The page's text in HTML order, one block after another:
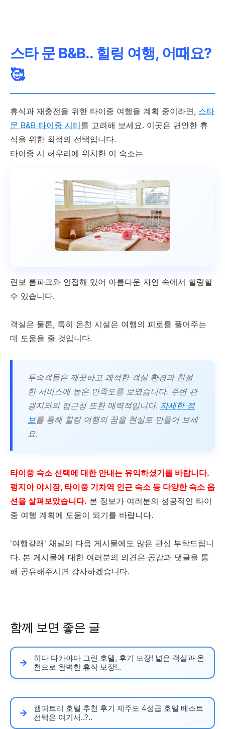
스타 문 B&B.. 힐링 여행, 어때요?
🥰
휴식과 재충전을 위한 타이중 여행을 계획 중이라면, 스타
문 B&B 타이중 시티를 고려해 보세요. 이곳은 편안한 휴
식을 위한 최적의 선택입니다.
타이중 시 허우리에 위치한 이 숙소는
린보 롬파크와 인접해 있어 아름다운 자연 속에서 힐링할
수 있습니다.
객실은 물론, 특히 온천 시설은 여행의 피로를 풀어주는
데 도움을 줄 것입니다.
투숙객들은 깨끗하고 쾌적한 객실 환경과 친절
한 서비스에 높은 만족도를 보였습니다. 주변 관
광지와의 접근성 또한 매력적입니다. 자세한 정
보를 통해 힐링 여행의 꿈을 현실로 만들어 보세
요.
타이중 숙소 선택에 대한 안내는 유익하셨기를 바랍니다.
펑지아 야시장, 타이중 기차역 인근 숙소 등 다양한 숙소 옵
션을 살펴보았습니다. 본 정보가 여러분의 성공적인 타이
중 여행 계획에 도움이 되기를 바랍니다.
'여행갈래' 채널의 다음 게시물에도 많은 관심 부탁드립니
다. 본 게시물에 대한 여러분의 의견은 공감과 댓글을 통
해 공유해주시면 감사하겠습니다.
함께 보면 좋은 글
히다 다카야마 그린 호텔, 후기 보장! 넓은 객실과 온
천으로 완벽한 휴식 보장!..
캠퍼트리 호텔 추천 후기 제주도 4성급 호텔 베스트
선택은 여기서..?..